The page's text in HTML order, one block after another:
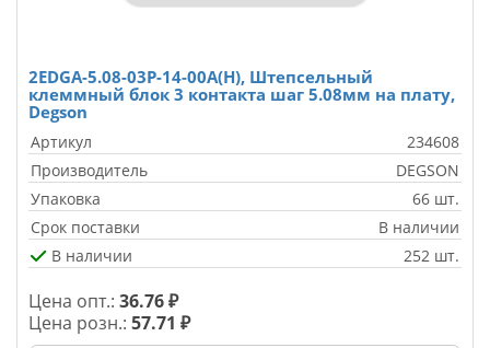
2EDGA-5.08-03P-14-00A(H), Штепсельный
клеммный блок 3 контакта шаг 5.08мм на плату,
Degson
Артикул
234608
Производитель
DEGSON
Упаковка
66 шт.
Срок поставки
В наличии
В наличии
252 шт.
Цена опт.: 36.76 ₽
Цена розн.: 57.71 ₽